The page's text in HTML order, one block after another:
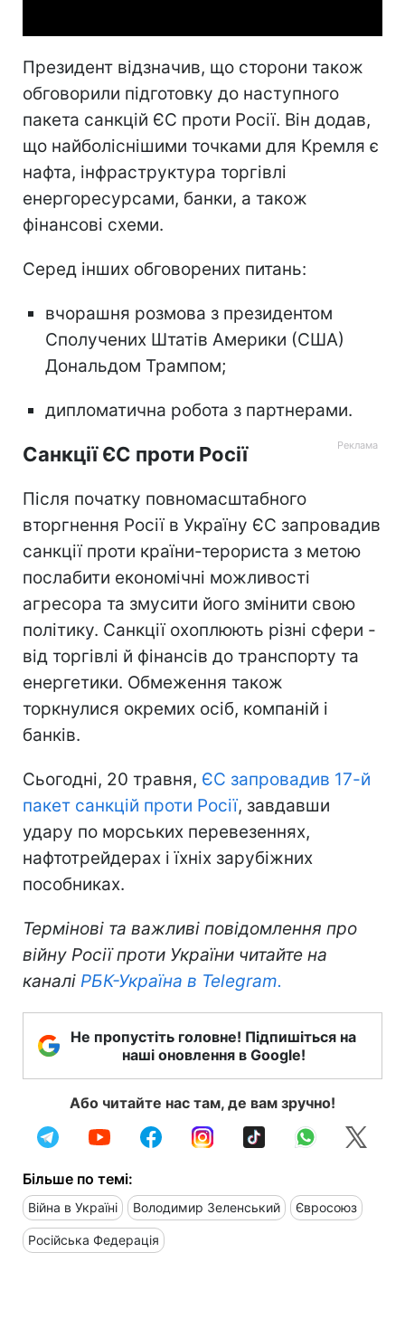
Президент відзначив, що сторони також
обговорили підготовку до наступного
пакета санкцій ЄС проти Росії. Він додав,
що найболіснішими точками для Кремля є
нафта, інфраструктура торгівлі
енергоресурсами, банки, а також
фінансові схеми.
Серед інших обговорених питань:
вчорашня розмова з президентом
Сполучених Штатів Америки (США)
Дональдом Трампом;
дипломатична робота з партнерами.
Санкції ЄС проти Росії
Після початку повномасштабного
вторгнення Росії в Україну ЄС запровадив
санкції проти країни-терориста з метою
послабити економічні можливості
агресора та змусити його змінити свою
політику. Санкції охоплюють різні сфери -
від торгівлі й фінансів до транспорту та
енергетики. Обмеження також
торкнулися окремих осіб, компаній і
банків.
Сьогодні, 20 травня, ЄС запровадив 17-й
пакет санкцій проти Росії, завдавши
удару по морських перевезеннях,
нафтотрейдерах і їхніх зарубіжних
пособниках.
Термінові та важливі повідомлення про
війну Росії проти України читайте на
каналі РБК-Україна в Telegram.
Не пропустіть головне! Підпишіться на
наші оновлення в Google!
Або читайте нас там, де вам зручно!
Більше по темі:
Війна в Україні Володимир Зеленський Євросоюз
Російська Федерація